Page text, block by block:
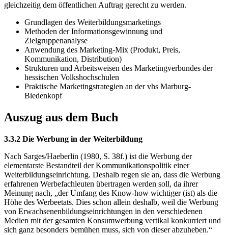
gleichzeitig dem öffentlichen Auftrag gerecht zu werden.
Grundlagen des Weiterbildungsmarketings
Methoden der Informationsgewinnung und
Zielgruppenanalyse
Anwendung des Marketing-Mix (Produkt, Preis,
Kommunikation, Distribution)
Strukturen und Arbeitsweisen des Marketingverbundes der
hessischen Volkshochschulen
Praktische Marketingstrategien an der vhs Marburg-
Biedenkopf
Auszug aus dem Buch
3.3.2 Die Werbung in der Weiterbildung
Nach Sarges/Haeberlin (1980, S. 38f.) ist die Werbung der
elementarste Bestandteil der Kommunikationspolitik einer
Weiterbildungseinrichtung. Deshalb regen sie an, dass die Werbung
erfahrenen Werbefachleuten übertragen werden soll, da ihrer
Meinung nach, „der Umfang des Know-how wichtiger (ist) als die
Höhe des Werbeetats. Dies schon allein deshalb, weil die Werbung
von Erwachsenenbildungseinrichtungen in den verschiedenen
Medien mit der gesamten Konsumwerbung vertikal konkurriert und
sich ganz besonders bemühen muss, sich von dieser abzuheben.“